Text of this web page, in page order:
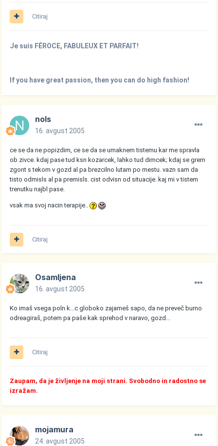
Citiraj
Je suis FÉROCE, FABULEUX ET PARFAIT!
If you have great passion, then you can do high fashion!
nols
16. avgust 2005
ce se da ne popizdim, ce se da se umaknem tistemu kar me spravla
ob zivce. kdaj pase tud ksn kozarcek, lahko tud dimcek; kdaj se grem
zgont s tekom v gozd al pa brezcilno lutam po mestu. vazn sam da
tisto odmisls al pa premisls. cist odvisn od situacije. kaj mi v tistem
trenutku najbl pase.
vsak ma svoj nacin terapije..
Citiraj
Osamljena
16. avgust 2005
Ko imaš vsega poln k...c globoko zajameš sapo, da ne preveč burno
odreagiraš, potem pa paše kak sprehod v naravo, gozd...
Citiraj
Zaupam, da je življenje na moji strani. Svobodno in radostno se
izražam.
mojamura
24. avgust 2005